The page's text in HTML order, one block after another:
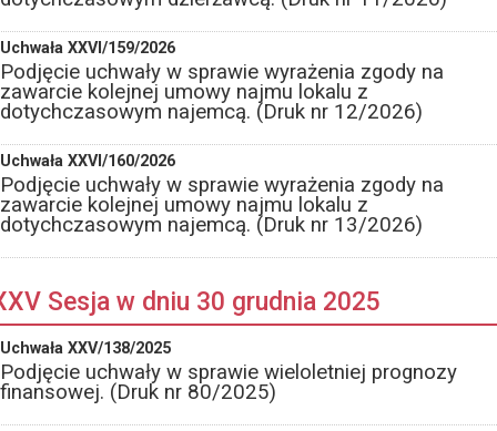
Uchwała XXVI/159/2026
Podjęcie uchwały w sprawie wyrażenia zgody na
zawarcie kolejnej umowy najmu lokalu z
dotychczasowym najemcą. (Druk nr 12/2026)
Uchwała XXVI/160/2026
Podjęcie uchwały w sprawie wyrażenia zgody na
zawarcie kolejnej umowy najmu lokalu z
dotychczasowym najemcą. (Druk nr 13/2026)
Sesja w dniu 30 grudnia 2025
Uchwała XXV/138/2025
Podjęcie uchwały w sprawie wieloletniej prognozy
finansowej. (Druk nr 80/2025)